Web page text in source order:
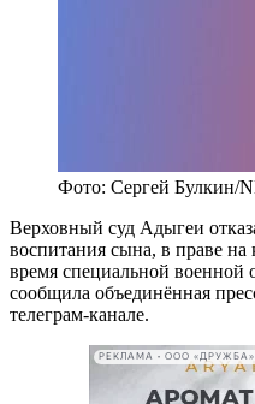
Фото: Сергей Булкин/
Верховный суд Адыгеи
воспитания сына, в праве на
время специальной
сообщила объединённая
телеграм-канале.
РЕКЛАМА • ООО «ДРУЖБА»